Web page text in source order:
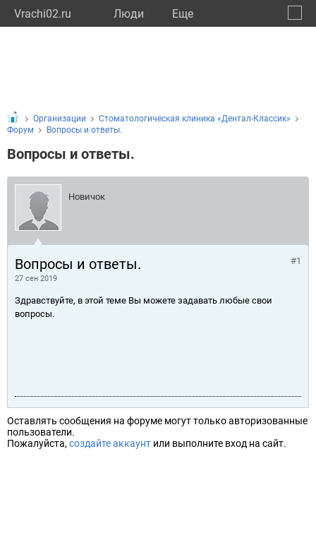
Vrachi02.ru Люди Eще
Организации
Стоматологическая клиника «Дентал-Классик»
Форум
Вопросы и ответы.
Вопросы и ответы.
Новичок
Вопросы и ответы.
27 сен 2019
#1
Здравствуйте, в этой теме Вы можете задавать любые свои
вопросы.
Оставлять сообщения на форуме могут только авторизованные
пользователи.
Пожалуйста, создайте аккаунт или выполните вход на сайт.